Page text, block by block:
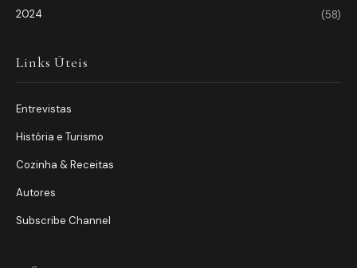
2024
(58)
Links Úteis
Entrevistas
História e Turismo
Cozinha & Receitas
Autores
Subscribe Channel